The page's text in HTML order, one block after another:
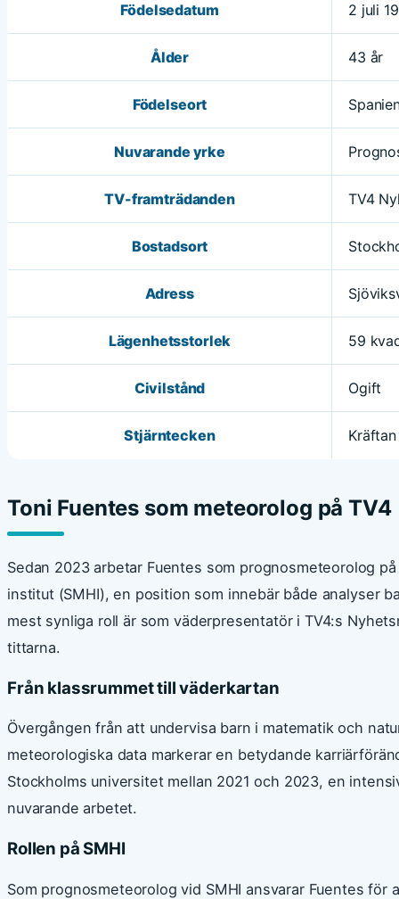
Födelsedatum 2 juli
Ålder 43 år
Födelseort
Nuvarande yrke
TV-framträdanden TV4
Bostadsort
Adress
Lägenhetsstorlek 59
Civilstånd Ogift
Stjärntecken Kräftan
Toni Fuentes som meteorolog på TV4
Sedan 2023 arbetar Fuentes som prognosmeteorolog
institut (SMHI), en position som innebär både analyser
mest synliga roll är som väderpresentatör i TV4:s
tittarna.
Från klassrummet till väderkartan
Övergången från att undervisa barn i matematik och
meteorologiska data markerar en betydande
Stockholms universitet mellan 2021 och 2023, en
nuvarande arbetet.
Rollen på SMHI
Som prognosmeteorolog vid SMHI ansvarar Fuentes